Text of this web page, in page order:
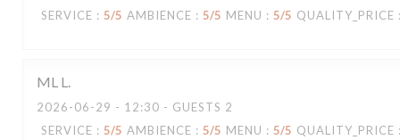
SERVICE : 5/5 AMBIENCE : 5/5 MENU : 5/5 QUALITY_PRICE
ML L
2026-06-29 - 12:30 - GUESTS 2
SERVICE : 5/5 AMBIENCE : 5/5 MENU : 5/5 QUALITY_PRICE